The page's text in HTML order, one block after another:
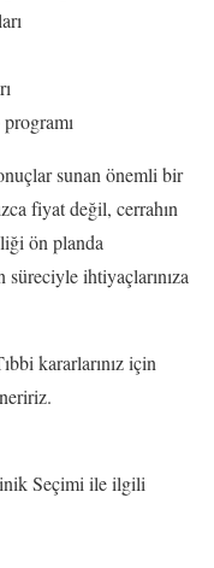
sunan önemli bir
fiyat değil, cerrahın
ön planda
süreciyle ihtiyaçlarınıza
kararlarınız için
Seçimi ile ilgili